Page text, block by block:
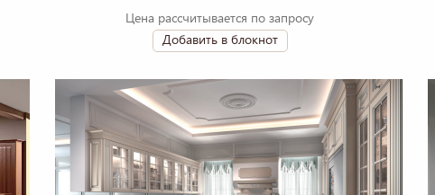
Цена рассчитывается по запросу
Добавить в блокнот